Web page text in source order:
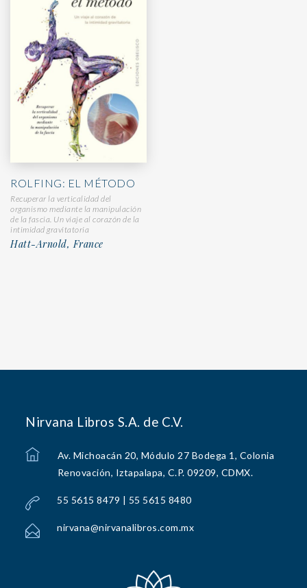
ROLFING: EL MÉTODO
Recuperar la verticalidad del
organismo mediante la manipulación
de la fascia. Un viaje al corazón de la
intimidad gravitatoria
Hatt-Arnold, France
Nirvana Libros S.A. de C.V.
Av. Michoacán 20, Módulo 27 Bodega 1, Colonia
Renovación, Iztapalapa, C.P. 09209, CDMX.
55 5615 8479 | 55 5615 8480
nirvana@nirvanalibros.com.mx